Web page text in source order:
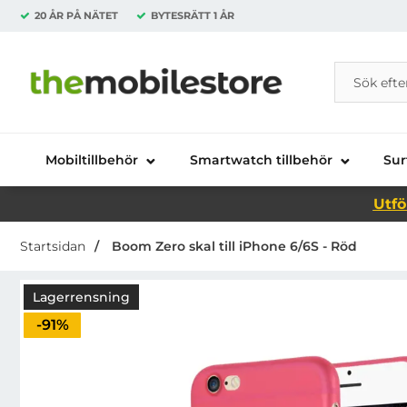
20 ÅR PÅ NÄTET BYTESRÄTT 1 ÅR
Startsidan för Danira Telecom AB
Sök
Sök på
Mobiltillbehör Smartwatch tillbehör
Startsidan Boom Zero skal till iPhone 6/6S - Röd
Lagerrensning
Priset är nedsatt med
-91%